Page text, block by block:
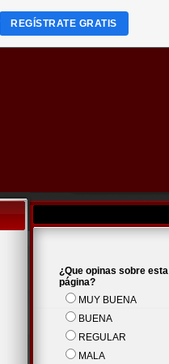
¿Que opinas sobre esta
página?
MUY BUENA
BUENA
REGULAR
MALA
REGÍSTRATE GRATIS